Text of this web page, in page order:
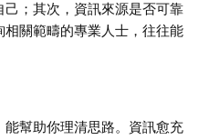
；其次，資訊來源是否可靠
關範疇的專業人士，往往能
幫助你理清思路。資訊愈充